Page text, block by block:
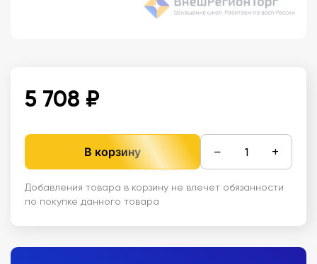
5 708 ₽
В корзину − +
Добавления товара в корзину не влечет обязанности
по покупке данного товара